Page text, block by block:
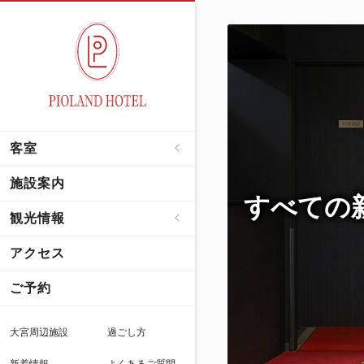
客室
施設案内
観光情報
アクセス
ご予約
大宮周辺施設 過ごし方
すべての